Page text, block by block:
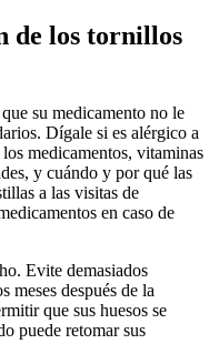
de los tornillos
su medicamento no le
Dígale si es alérgico a
medicamentos, vitaminas
y cuándo y por qué las
a las visitas de
en caso de
Evite demasiados
meses después de la
que sus huesos se
puede retomar sus